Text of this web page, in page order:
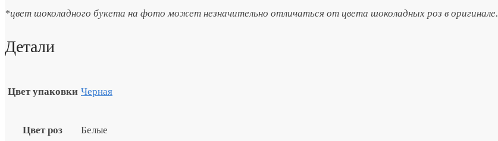
*цвет шоколадного букета на фото может незначительно отличаться от цвета шоколадных роз в оригинале.
Детали
Цвет упаковки Черная
Цвет роз Белые